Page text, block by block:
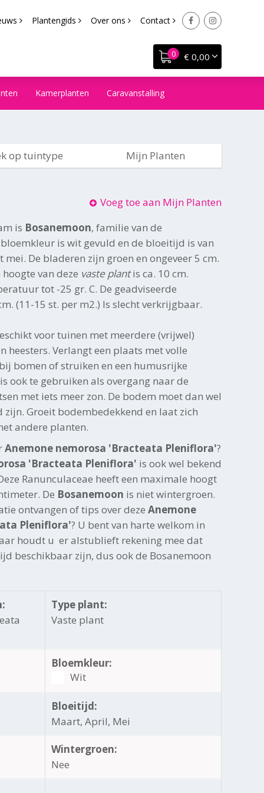
Plantengids Over ons Contact
€ 0,00
Kamerplanten Caravanstalling
op tuintype Mijn Planten
Voeg toe aan Mijn Planten
is Bosanemoon, familie van de
bloemkleur is wit gevuld en de bloeitijd is van
De bladeren zijn groen en ongeveer 5 cm.
van deze vaste plantis ca. 10 cm.
tot -25 gr. C. De geadviseerde
(11-15 st. per m2.) Is slecht verkrijgbaar.
voor tuinen met meerdere (vrijwel)
heesters. Verlangt een plaats met volle
bomen of struiken en een humusrijke
ook te gebruiken als overgang naar de
met iets meer zon. De bodem moet dan wel
zijn. Groeit bodembedekkend en laat zich
andere planten.
Anemone nemorosa 'Bracteata Pleniflora'?
'Bracteata Pleniflora' is ook wel bekend
Ranunculaceae heeft een maximale hoogt
De Bosanemoon is niet wintergroen.
ontvangen of tips over deze Anemone
Pleniflora'? U bent van harte welkom in
houdt u er alstublieft rekening mee dat
beschikbaar zijn, dus ook de Bosanemoon
Type plant:
Vaste plant
Bloemkleur:
Wit
Bloeitijd:
Maart, April, Mei
Wintergroen:
Nee